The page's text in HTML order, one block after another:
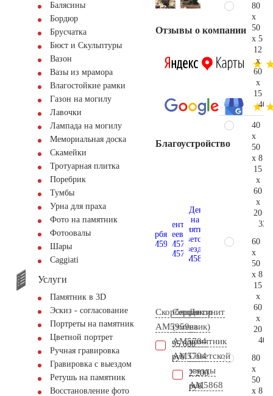
Балясины
Бордюр
Брусчатка
Бюст и Скульптуры
Вазон
Вазы из мрамора
Влагостойкие рамки
Газон на могилу
Лавочки
Лампада на могилу
Мемориальная доска
Скамейки
Тротуарная плитка
Поребрик
Тумбы
Урна для праха
Фото на памятник
Фотоовалы
Шары
Сaggiati
Услуги
Памятник в 3D
Эскиз - согласование
Портреты на памятник
Цветной портрет
Ручная гравировка
Гравировка с выездом
Ретушь на памятник
Восстановление фото
Отзывы о компании
Благоустройство
Скорбящая
AM5959
95.800
руб.
Серпентинит
(змеевик)
АМ5704
AM5704
2.200
руб.
Декор
на
памятник
Советской
звезды
AM5868
80
x
50
x 5
12
x
60
x
15
40
x
50
x 8
15
x
60
x
20
60
x
50
x 8
15
x
60
x
20
80
x
50
x 8